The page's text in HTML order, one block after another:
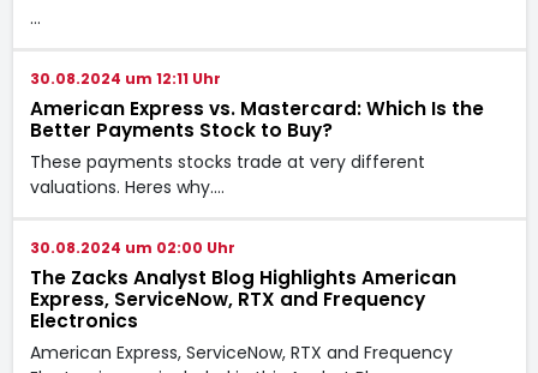
…
30.08.2024 um 12:11 Uhr
American Express vs. Mastercard: Which Is the
Better Payments Stock to Buy?
These payments stocks trade at very different
valuations. Heres why.…
30.08.2024 um 02:00 Uhr
The Zacks Analyst Blog Highlights American
Express, ServiceNow, RTX and Frequency
Electronics
American Express, ServiceNow, RTX and Frequency